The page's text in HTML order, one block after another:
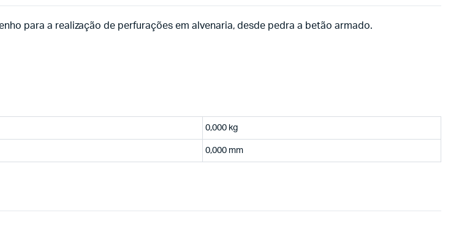
para a realização de perfurações em alvenaria, desde pedra a betão armado.
0,000 kg
0,000 mm